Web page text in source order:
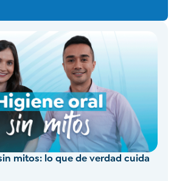
mitos: lo que de verdad cuida